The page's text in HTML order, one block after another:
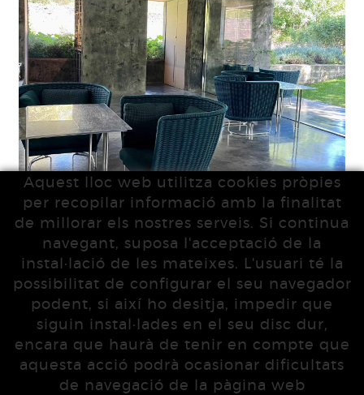
Aquest lloc web utilitza cookies pròpies
per recopilar informació amb la finalitat
de millorar els nostres serveis. Si continua
navegant, suposa l'acceptació de la
instal·lació de les mateixes. L'usuari té la
possibilitat de configurar el seu navegador
podent, si així ho desitja, impedir que
siguin instal·lades en el seu disc dur,
encara que haurà de tenir en compte que
aquesta acció podrà ocasionar dificultats
de navegació de la pàgina web